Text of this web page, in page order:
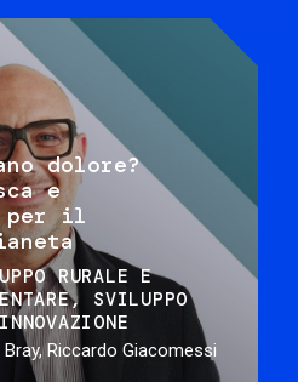
dolore?
e
per il
RURALE E
SVILUPPO
Riccardo Giacomessi